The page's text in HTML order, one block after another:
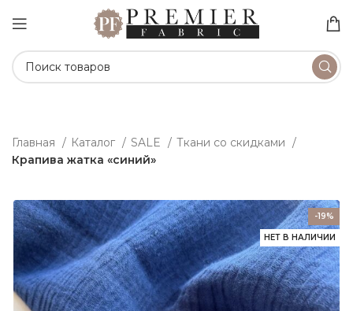
Главная Каталог SALE
Ткани со скидками
Крапива жатка «синий»
-19%
НЕТ В НАЛИЧИИ